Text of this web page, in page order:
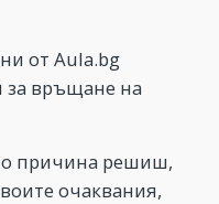
от Aula.bg
за връщане на
причина решиш,
очаквания,